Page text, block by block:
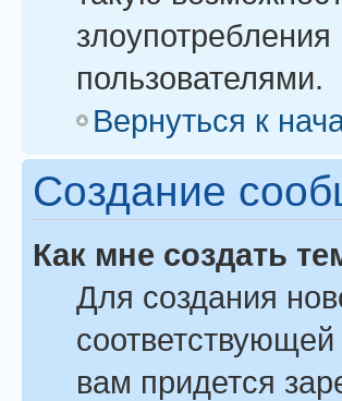
пользователями.
Вернуться к
Создание
Как мне создать
Для создания
вам придется